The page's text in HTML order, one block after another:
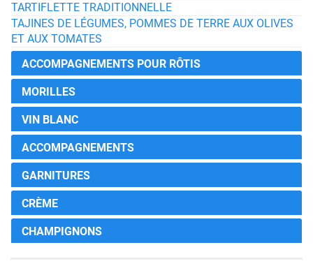
TARTIFLETTE TRADITIONNELLE
TAJINES DE LÉGUMES, POMMES DE TERRE AUX OLIVES
ET AUX TOMATES
ACCOMPAGNEMENTS POUR RÔTIS
MORILLES
VIN BLANC
ACCOMPAGNEMENTS
GARNITURES
CRÈME
CHAMPIGNONS